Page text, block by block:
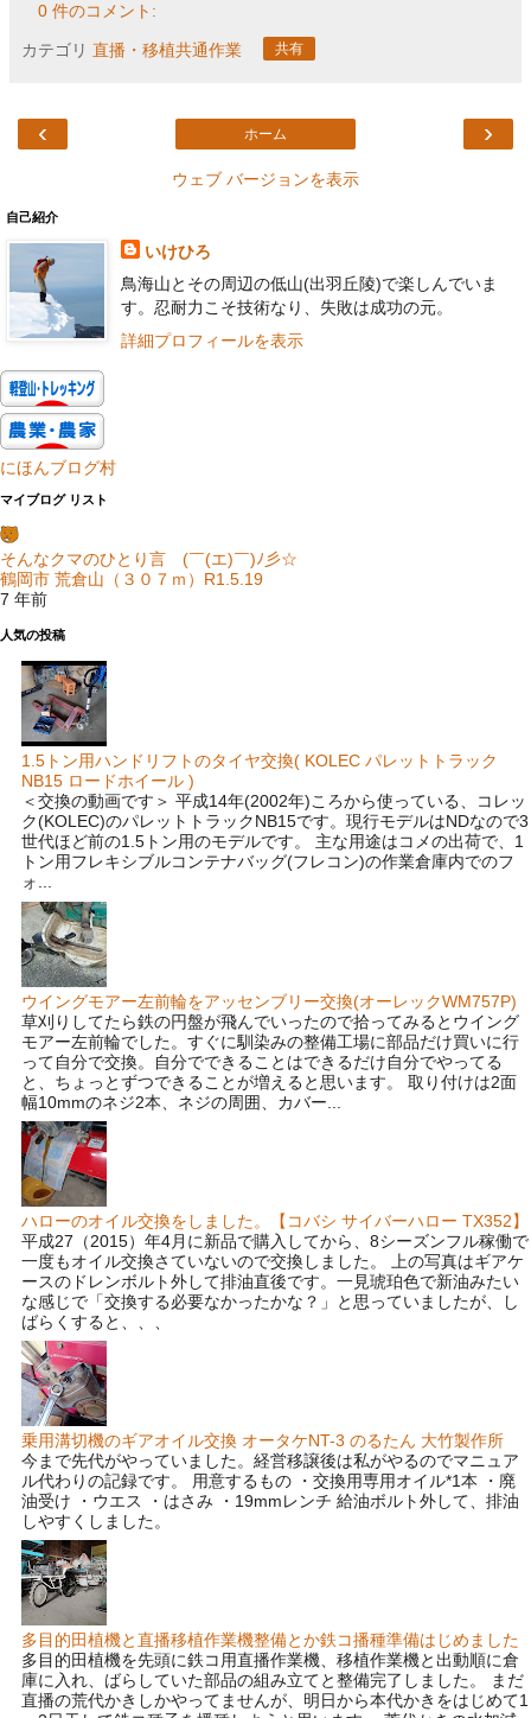
0 件のコメント:
カテゴリ 直播・移植共通作業 共有
‹ ›
ホーム
ウェブ バージョンを表示
自己紹介
いけひろ
鳥海山とその周辺の低山(出羽丘陵)で楽しんでいま
す。忍耐力こそ技術なり、失敗は成功の元。
詳細プロフィールを表示
にほんブログ村
マイブログ リスト
そんなクマのひとり言 (￣(エ)￣)ﾉ彡☆
鶴岡市 荒倉山（３０７ｍ）R1.5.19
7 年前
人気の投稿
1.5トン用ハンドリフトのタイヤ交換( KOLEC パレットトラック
NB15 ロードホイール )
＜交換の動画です＞ 平成14年(2002年)ころから使っている、コレッ
ク(KOLEC)のパレットトラックNB15です。現行モデルはNDなので3
世代ほど前の1.5トン用のモデルです。 主な用途はコメの出荷で、1
トン用フレキシブルコンテナバッグ(フレコン)の作業倉庫内でのフ
ォ...
ウイングモアー左前輪をアッセンブリー交換(オーレックWM757P)
草刈りしてたら鉄の円盤が飛んでいったので拾ってみるとウイング
モアー左前輪でした。すぐに馴染みの整備工場に部品だけ買いに行
って自分で交換。自分でできることはできるだけ自分でやってる
と、ちょっとずつできることが増えると思います。 取り付けは2面
幅10mmのネジ2本、ネジの周囲、カバー...
ハローのオイル交換をしました。【コバシ サイバーハロー TX352】
平成27（2015）年4月に新品で購入してから、8シーズンフル稼働で
一度もオイル交換さていないので交換しました。 上の写真はギアケ
ースのドレンボルト外して排油直後です。一見琥珀色で新油みたい
な感じで「交換する必要なかったかな？」と思っていましたが、し
ばらくすると、、、
乗用溝切機のギアオイル交換 オータケNT-3 のるたん 大竹製作所
今まで先代がやっていました。経営移譲後は私がやるのでマニュア
ル代わりの記録です。 用意するもの ・交換用専用オイル*1本 ・廃
油受け ・ウエス ・はさみ ・19mmレンチ 給油ボルト外して、排油
しやすくしました。
多目的田植機と直播移植作業機整備とか鉄コ播種準備はじめました
多目的田植機を先頭に鉄コ用直播作業機、移植作業機と出動順に倉
庫に入れ、ばらしていた部品の組み立てと整備完了しました。 まだ
直播の荒代かきしかやってませんが、明日から本代かきをはじめて1